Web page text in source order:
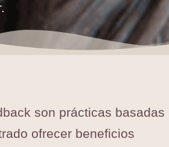
son prácticas basadas
ofrecer beneficios